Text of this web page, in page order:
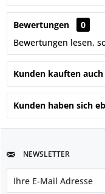
Bewertungen
0
Bewertungen lesen,
Kunden kauften auch
Kunden haben sich
NEWSLETTER